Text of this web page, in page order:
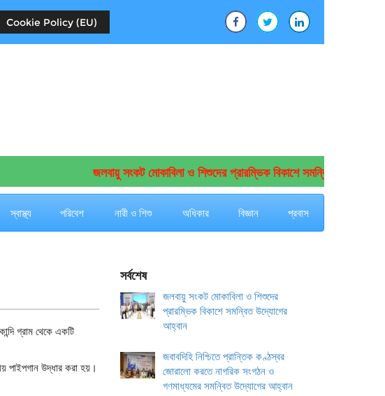
Cookie Policy (EU)
জলবায়ু সংকট মোকাবিলা ও শিশুদের প্রারম্ভিক বিকাশে সমন্বিত উদ্যোগের
স্বাস্থ্য পরিবেশ নারী ও শিশু অধিকার বিজ্ঞান প্রবাস
গ্রাম থেকে একটি
পাইপগান উদ্ধার করা হয়।
সর্বশেষ
জলবায়ু সংকট মোকাবিলা ও শিশুদের
প্রারম্ভিক বিকাশে সমন্বিত উদ্যোগের
আহ্বান
জবাবদিহি নিশ্চিতে প্রান্তিক কণ্ঠস্বর
জোরালো করতে নাগরিক সংগঠন ও
গণমাধ্যমের সমন্বিত উদ্যোগের আহ্বান